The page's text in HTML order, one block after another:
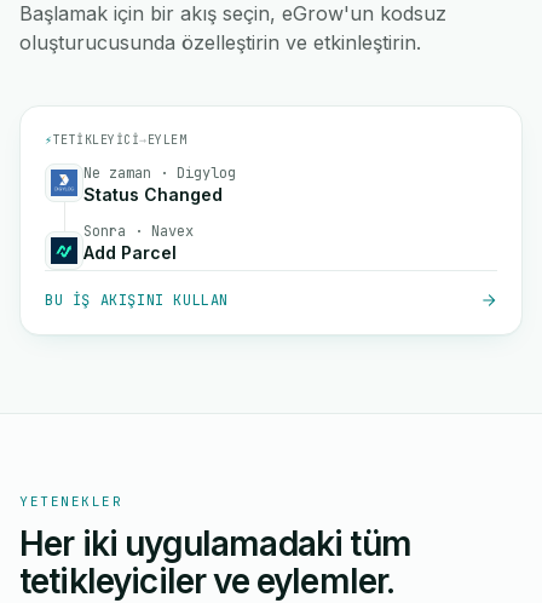
Başlamak için bir akış seçin, eGrow'un kodsuz
oluşturucusunda özelleştirin ve etkinleştirin.
⚡TETIKLEYICI→EYLEM
Ne zaman · Digylog
Status Changed
Sonra · Navex
Add Parcel
BU IŞ AKIŞINI KULLAN
YETENEKLER
Her iki uygulamadaki tüm
tetikleyiciler ve eylemler.